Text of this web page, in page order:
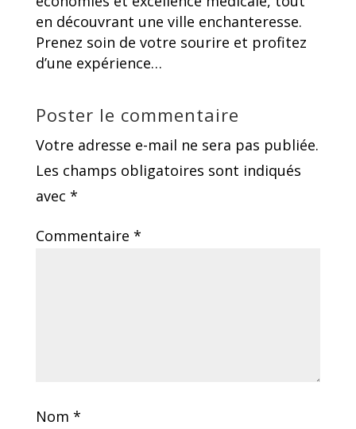
en découvrant une ville enchanteresse.
Prenez soin de votre sourire et profitez
d’une expérience…
Poster le commentaire
Votre adresse e-mail ne sera pas publiée.
Les champs obligatoires sont indiqués
avec *
Commentaire *
Nom *